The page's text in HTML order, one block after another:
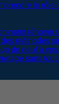
le rôle
sans tout